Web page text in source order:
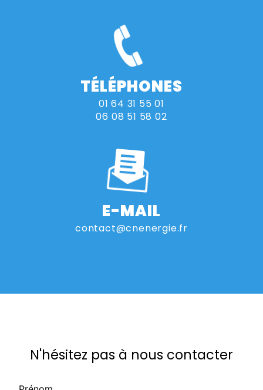
TÉLÉPHONES
01 64 31 55 01
06 08 51 58 02
E-MAIL
contact@cnenergie.fr
N'hésitez pas à nous contacter